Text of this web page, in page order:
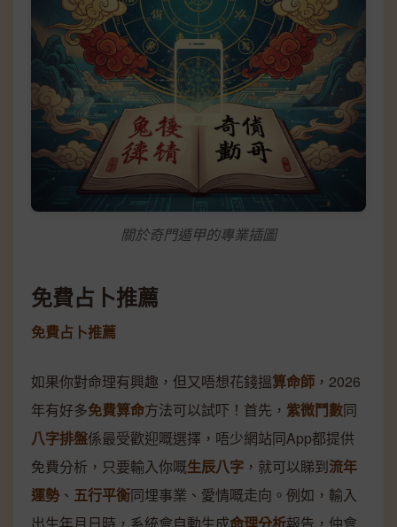
關於奇門遁甲的專業插圖
免費占卜推薦
免費占卜推薦
如果你對命理有興趣，但又唔想花錢搵算命師 ，2026
年有好多免費算命方法可以試吓！首先， 紫微鬥數同
八字排盤係最受歡迎嘅選擇，唔少網站同App都提供
免費分析，只要輸入你嘅生辰八字 ，就可以睇到流年
運勢 、 五行平衡同埋事業、愛情嘅走向。例如，輸入